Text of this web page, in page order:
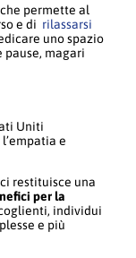
permette al
e di rilassarsi
uno spazio
pause, magari
Uniti
e
restituisce una
per la
individui
e più